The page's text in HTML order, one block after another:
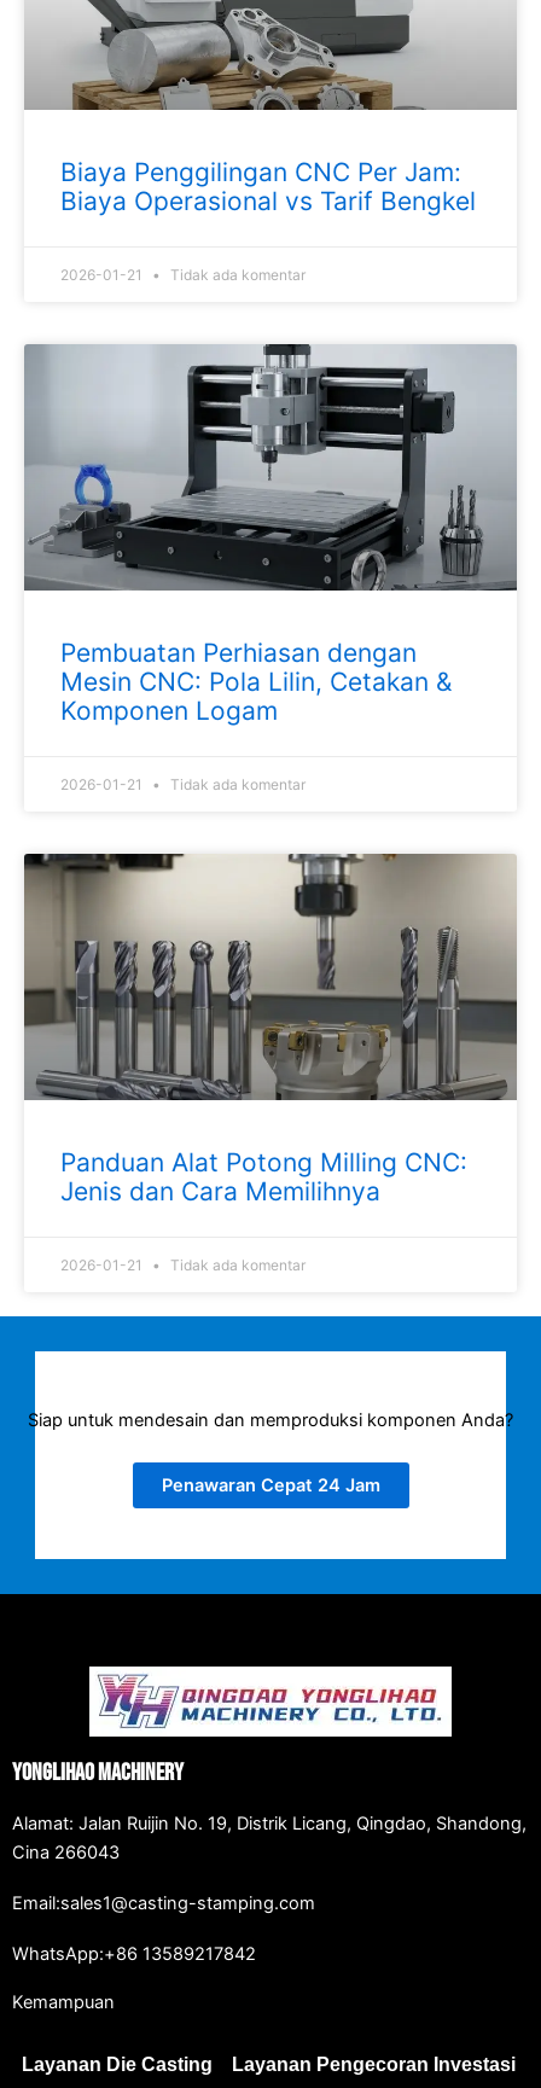
Biaya Penggilingan CNC Per Jam:
Biaya Operasional vs Tarif Bengkel
2026-01-21 Tidak ada komentar
Pembuatan Perhiasan dengan
Mesin CNC: Pola Lilin, Cetakan &
Komponen Logam
2026-01-21 Tidak ada komentar
Panduan Alat Potong Milling CNC:
Jenis dan Cara Memilihnya
2026-01-21 Tidak ada komentar
Siap untuk mendesain dan memproduksi komponen Anda?
Penawaran Cepat 24 Jam
Yonglihao Machinery
Alamat: Jalan Ruijin No. 19, Distrik Licang, Qingdao, Shandong,
Cina 266043
Email:sales1@casting-stamping.com
WhatsApp:+86 13589217842
Kemampuan
Layanan Die Casting Layanan Pengecoran Investasi